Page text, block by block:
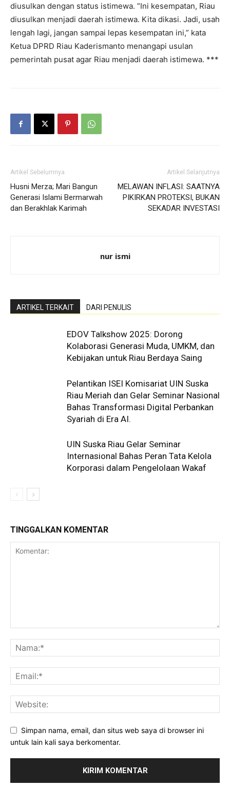
diusulkan dengan status istimewa. ”Ini kesempatan, Riau
diusulkan menjadi daerah istimewa. Kita dikasi. Jadi, usah
lengah lagi, jangan sampai lepas kesempatan ini,” kata
Ketua DPRD Riau Kaderismanto menangapi usulan
pemerintah pusat agar Riau menjadi daerah istimewa. ***
Artikel Sebelumnya
Husni Merza; Mari Bangun
Generasi Islami Bermarwah
dan Berakhlak Karimah
Artikel Selanjutnya
MELAWAN INFLASI: SAATNYA
PIKIRKAN PROTEKSI, BUKAN
SEKADAR INVESTASI
nur ismi
ARTIKEL TERKAIT DARI PENULIS
EDOV Talkshow 2025: Dorong
Kolaborasi Generasi Muda, UMKM, dan
Kebijakan untuk Riau Berdaya Saing
Pelantikan ISEI Komisariat UIN Suska
Riau Meriah dan Gelar Seminar Nasional
Bahas Transformasi Digital Perbankan
Syariah di Era AI.
UIN Suska Riau Gelar Seminar
Internasional Bahas Peran Tata Kelola
Korporasi dalam Pengelolaan Wakaf
TINGGALKAN KOMENTAR
Simpan nama, email, dan situs web saya di browser ini
untuk lain kali saya berkomentar.